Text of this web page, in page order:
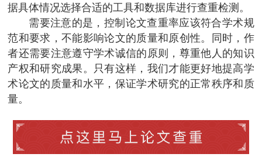
据具体情况选择合适的工具和数据库进行查重检测。
需要注意的是，控制论文查重率应该符合学术规
范和要求，不能影响论文的质量和原创性。同时，作
者还需要注意遵守学术诚信的原则，尊重他人的知识
产权和研究成果。只有这样，我们才能更好地提高学
术论文的质量和水平，保证学术研究的正常秩序和质
量。